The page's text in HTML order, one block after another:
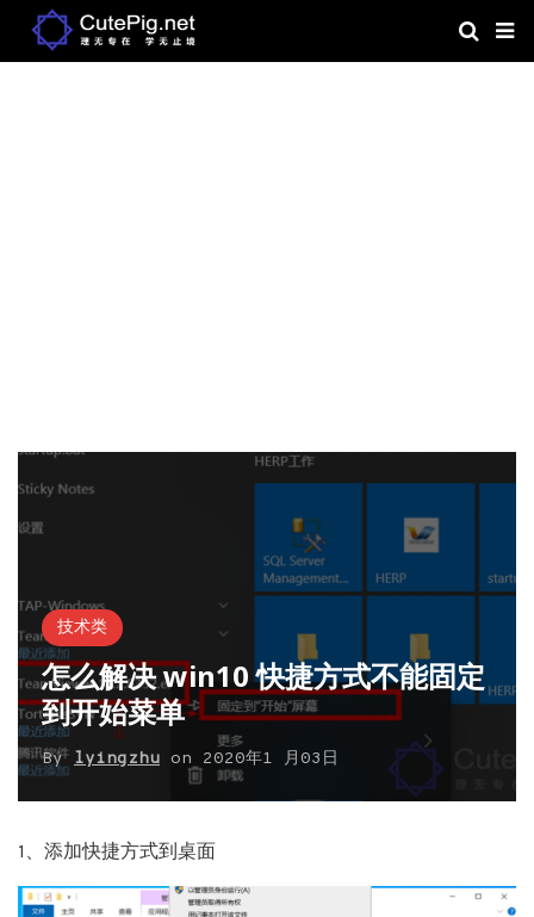
技术类
怎么解决 win10 快捷方式不能固定
到开始菜单
By lyingzhu on 2020年1 月03日
1、添加快捷方式到桌面